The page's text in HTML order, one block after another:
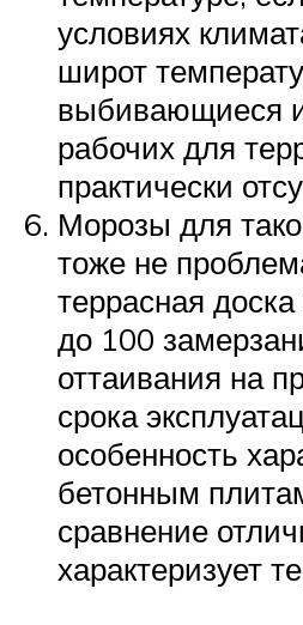
условиях
широт
выбивающиеся
рабочих для
практически
Морозы для
тоже не
террасная
до 100
оттаивания на
срока
особенность
бетонным
сравнение
характеризует